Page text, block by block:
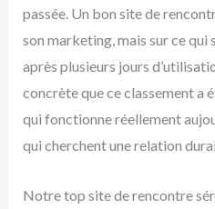
passée. Un bon site de
son marketing, mais sur ce qui
après plusieurs jours
concrète que ce classement a
qui fonctionne réellement
qui cherchent une relation
Notre top site de rencontre